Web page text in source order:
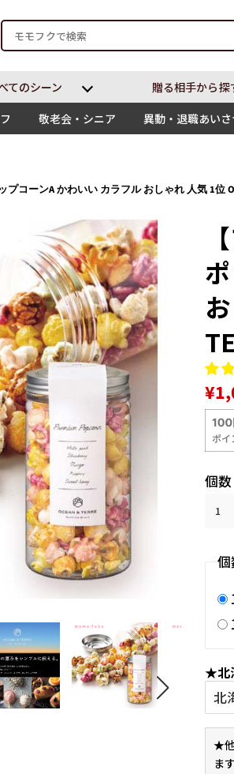
てのシーン 贈る相⼿から探
敬老会・シニア 異動・退職あいさ
プコーンA かわいい カラフル おしゃれ 人気 1位
通
常
価
格
個数
★北
★他
ます